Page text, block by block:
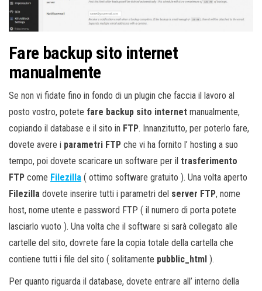
Fare backup sito internet
manualmente
Se non vi fidate fino in fondo di un plugin che faccia il lavoro al
posto vostro, potete fare backup sito internet manualmente,
copiando il database e il sito in FTP. Innanzitutto, per poterlo fare,
dovete avere i parametri FTP che vi ha fornito l’ hosting a suo
tempo, poi dovete scaricare un software per il trasferimento
FTP come Filezilla ( ottimo software gratuito ). Una volta aperto
Filezilla dovete inserire tutti i parametri del server FTP, nome
host, nome utente e password FTP ( il numero di porta potete
lasciarlo vuoto ). Una volta che il software si sarà collegato alle
cartelle del sito, dovrete fare la copia totale della cartella che
contiene tutti i file del sito ( solitamente pubblic_html ).
Per quanto riguarda il database, dovete entrare all’ interno della